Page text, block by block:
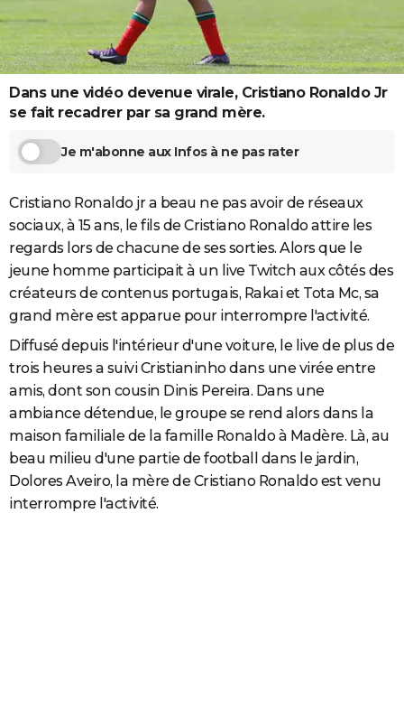
Destinations
City break
Voyage nature
Voyage de noces
Forum
Climat
+
PHOTO
GUIDES D'ACHAT
BONS PLANS
Carte de Noël
Carte Bonne année
Carte Saint-Valentin
Carte Pâques
Carte d'anniversaire
DICTIONNAIRE
Dictionnaire
Biographies
Citations
Expressions
Proverbes
PROGRAMME TV
COPAINS D'AVANT
S'inscrire
Se connecter
Lycées
Collèges
Primaires
Universités
Entreprises
Service militaire
Avis de recherche
AVIS DE DÉCÈS
FORUM
Bricolage
Lifestyle
Culture
Sport
Auto
Television
Voyage
Cinema
Dans une vidéo devenue virale, Cristiano Ronaldo Jr
se fait recadrer par sa grand mère.
Je m'abonne aux Infos à ne pas rater
Cristiano Ronaldo jr a beau ne pas avoir de réseaux
sociaux, à 15 ans, le fils de Cristiano Ronaldo attire les
regards lors de chacune de ses sorties. Alors que le
jeune homme participait à un live Twitch aux côtés des
créateurs de contenus portugais, Rakai et Tota Mc, sa
grand mère est apparue pour interrompre l'activité.
Diffusé depuis l'intérieur d'une voiture, le live de plus de
trois heures a suivi Cristianinho dans une virée entre
amis, dont son cousin Dinis Pereira. Dans une
ambiance détendue, le groupe se rend alors dans la
maison familiale de la famille Ronaldo à Madère. Là, au
beau milieu d'une partie de football dans le jardin,
Dolores Aveiro, la mère de Cristiano Ronaldo est venu
interrompre l'activité.